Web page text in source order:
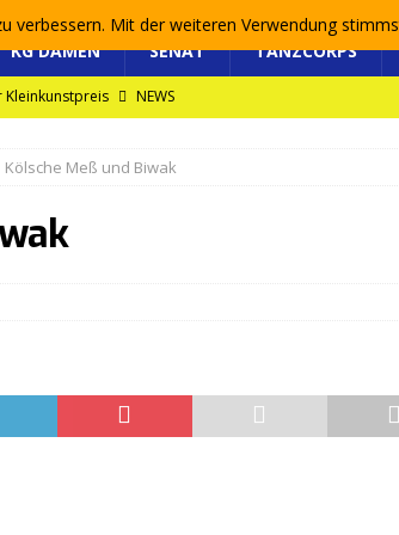
KG DAMEN SENAT TANZCORPS
Kleinkunstpreis
NEWS
2025
NEWS
2022 für die KG „Löstige Geselle 1946 e.V.“ Bad
Kölsche Meß und Biwak
verbessern. Mit der weiteren Verwendung